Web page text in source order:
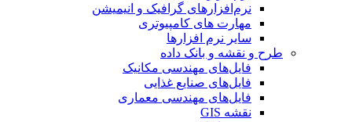
نرم‌افزارهای گرافیک و انیمیشن
مهارت های کامپیوتری
سایر نرم افزارها
طرح و نقشه و بانک داده
فایل‌های مهندسی مکانیک
فایل‌های صنایع غذایی
فایل‌های مهندسی معماری
نقشه GIS